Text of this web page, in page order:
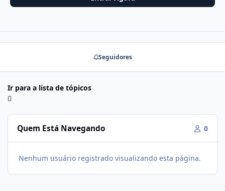
Seguidores
Ir para a lista de tópicos
Quem Está Navegando 0
Nenhum usuário registrado visualizando esta página.